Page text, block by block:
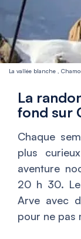
La vallée blanche ,
La
fond sur
Chaque
plus
aventure
20 h 30.
Arve avec
pour ne pas